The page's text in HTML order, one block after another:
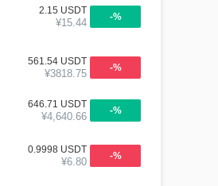
2.15 USDT
¥15.44 -%
561.54 USDT
¥3818.75 -%
646.71 USDT
¥4,640.66 -%
0.9998 USDT
¥6.80 -%